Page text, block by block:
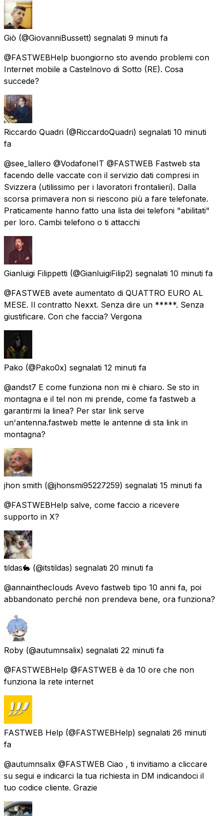
Giò (@GiovanniBussett) segnalati 9 minuti fa
@FASTWEBHelp buongiorno sto avendo problemi con
Internet mobile a Castelnovo di Sotto (RE). Cosa
succede?
Riccardo Quadri (@RiccardoQuadri) segnalati 10 minuti
fa
@see_lallero @VodafoneIT @FASTWEB Fastweb sta
facendo delle vaccate con il servizio dati compresi in
Svizzera (utilissimo per i lavoratori frontalieri). Dalla
scorsa primavera non si riescono più a fare telefonate.
Praticamente hanno fatto una lista dei telefoni "abilitati"
per loro. Cambi telefono o ti attacchi
Gianluigi Filippetti (@GianluigiFilip2) segnalati 10 minuti fa
@FASTWEB avete aumentato di QUATTRO EURO AL
MESE. Il contratto Nexxt. Senza dire un *****. Senza
giustificare. Con che faccia? Vergona
Pako (@Pako0x) segnalati 12 minuti fa
@andst7 E come funziona non mi è chiaro. Se sto in
montagna e il tel non mi prende, come fa fastweb a
garantirmi la linea? Per star link serve
un'antenna.fastweb mette le antenne di sta link in
montagna?
jhon smith (@jhonsmi95227259) segnalati 15 minuti fa
@FASTWEBHelp salve, come faccio a ricevere
supporto in X?
tildas🐇 (@itstildas) segnalati 20 minuti fa
@annainthecIouds Avevo fastweb tipo 10 anni fa, poi
abbandonato perché non prendeva bene, ora funziona?
Roby (@autumnsalix) segnalati 22 minuti fa
@FASTWEBHelp @FASTWEB è da 10 ore che non
funziona la rete internet
FASTWEB Help (@FASTWEBHelp) segnalati 26 minuti
fa
@autumnsalix @FASTWEB Ciao , ti invitiamo a cliccare
su segui e indicarci la tua richiesta in DM indicandoci il
tuo codice cliente. Grazie